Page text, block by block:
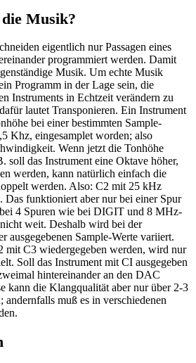
Musik?
eigentlich nur Passagen eines
programmiert werden. Damit
Musik. Um echte Musik
Programm in der Lage sein, die
Instruments in Echtzeit verändern zu
lautet Transponieren. Ein Instrument
bei einer bestimmten Sample-
Khz, eingesamplet worden; also
Wenn jetzt die Tonhöhe
soll das Instrument eine Oktave höher,
werden, kann natürlich einfach die
werden. Also: C2 mit 25 kHz
Das funktioniert aber nur bei einer Spur
4 Spuren wie bei DIGIT und 8 MHz-
weit. Deshalb wird bei der
ausgegebenen Sample-Werte variiert.
mit C3 wiedergegeben werden, wird nur
Soll das Instrument mit CI ausgegeben
hintereinander an den DAC
kann die Klangqualität aber nur über 2-3
andernfalls muß es in verschiedenen